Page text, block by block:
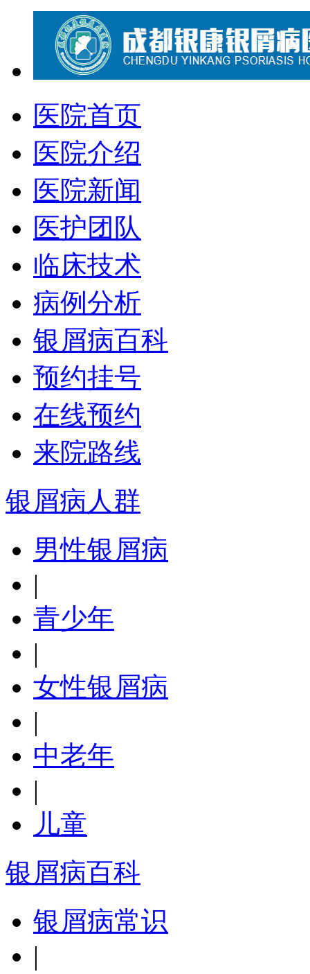
医院首页
医院介绍
医院新闻
医护团队
临床技术
病例分析
银屑病百科
预约挂号
在线预约
来院路线
银屑病人群
男性银屑病
|
青少年
|
女性银屑病
|
中老年
|
儿童
银屑病百科
银屑病常识
|